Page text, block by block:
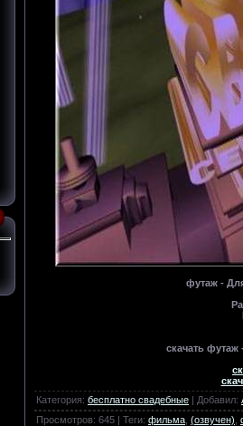
футаж -
скачать
Категория: бесплатно свадебные | Добавил:
Просмотров: 645 | Теги: фильма (озвучен)